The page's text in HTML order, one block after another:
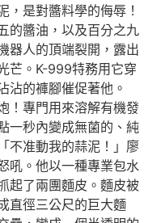
，是對醬料學的侮辱！
的醬油，以及百分之九
器人的頂端裂開，露出
芒。K-999特務用它穿
沾的褲腳催促著他。
！專門用來溶解有機發
一秒內變成無菌的、純
不准動我的蒜泥！」廖
吼。他以一種專業包水
起了兩團麵皮。麵皮被
直徑三公尺的巨大麵